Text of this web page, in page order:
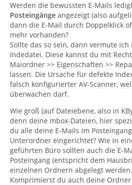
Werden die bewussten E-Mails
Posteingänge angezeigt (also
dann die E-Mail durch Doppelklick
mehr vorhanden?
Sollte das so sein, dann vermute ich
Indedatei. Diese kannst du mit
Maiordner >> Eigenschaften >>
lassen. Die Ursache für defekte
falsch konfigurierter AV-Scanner,
überwachen darf.
Wie groß (auf Dateiebene, also in
denn deine mbox-Dateien, hier
du alle deine E-Mails im
Unterordner eingerichtet? Wie in
geführten Büro sollten auch die E-
Posteingang (entspricht dem
einzelnen Ordnern abgelegt werden.
Komprimierst du auch deine